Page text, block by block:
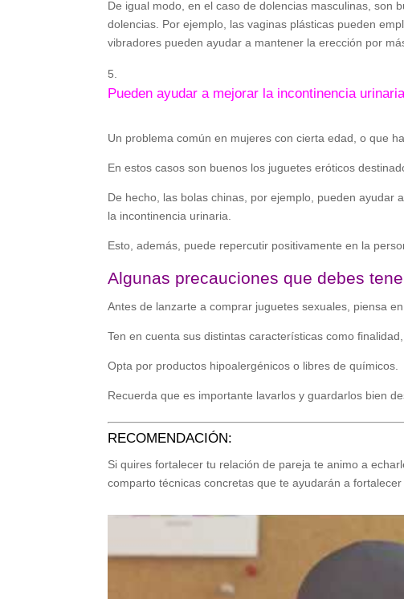
De igual modo, en el caso de dolencias masculinas, son
dolencias. Por ejemplo, las vaginas plásticas pueden
vibradores pueden ayudar a mantener la erección por
Pueden ayudar a mejorar la incontinencia urinaria
Un problema común en mujeres con cierta edad, o que
En estos casos son buenos los juguetes eróticos
De hecho, las bolas chinas, por ejemplo, pueden ayudar
la incontinencia urinaria.
Esto, además, puede repercutir positivamente en la
Algunas precauciones que debes
Antes de lanzarte a comprar juguetes sexuales, piensa
Ten en cuenta sus distintas características como
Opta por productos hipoalergénicos o libres de químicos.
Recuerda que es importante lavarlos y guardarlos bien
RECOMENDACIÓN:
Si quires fortalecer tu relación de pareja te animo a
comparto técnicas concretas que te ayudarán a